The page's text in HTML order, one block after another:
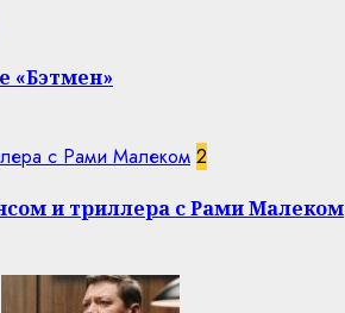
«Бэтмен»
с Рами Малеком 2
и триллера с Рами Малеком